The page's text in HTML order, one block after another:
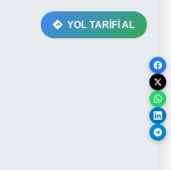
YOL TARİFİ AL